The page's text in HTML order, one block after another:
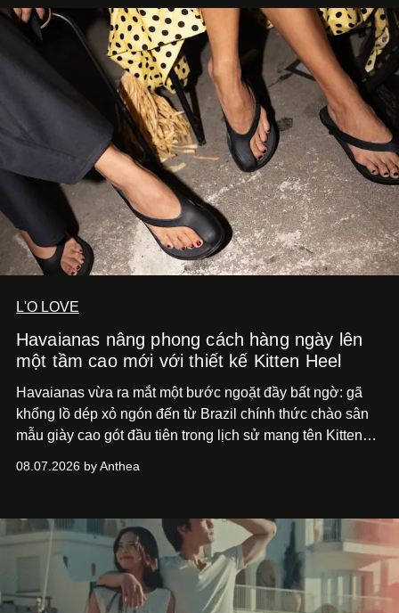
L'O LOVE
Havaianas nâng phong cách hàng ngày lên
một tầm cao mới với thiết kế Kitten Heel
Havaianas vừa ra mắt một bước ngoặt đầy bất ngờ: gã
khổng lồ dép xỏ ngón đến từ Brazil chính thức chào sân
mẫu giày cao gót đầu tiên trong lịch sử mang tên Kitten
08.07.2026 by Anthea